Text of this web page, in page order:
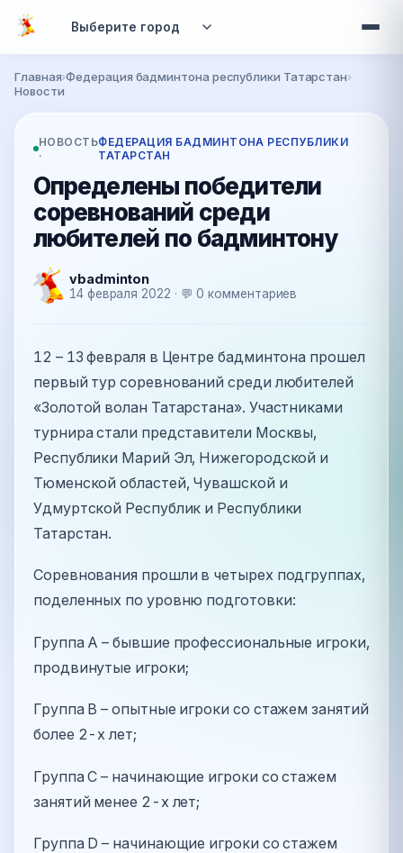
Перейти к основному содержанию
Вы здесь
Главная›Федерация бадминтона республики Татарстан›
Новости
НОВОСТЬ
·
ФЕДЕРАЦИЯ БАДМИНТОНА РЕСПУБЛИКИ
ТАТАРСТАН
Определены победители
соревнований среди
любителей по бадминтону
vbadminton
14 февраля 2022 · 💬 0 комментариев
12 – 13 февраля в Центре бадминтона прошел
первый тур соревнований среди любителей
«Золотой волан Татарстана». Участниками
турнира стали представители Москвы,
Республики Марий Эл, Нижегородской и
Тюменской областей, Чувашской и
Удмуртской Республик и Республики
Татарстан.
Соревнования прошли в четырех подгруппах,
поделенных по уровню подготовки:
Группа A – бывшие профессиональные игроки,
продвинутые игроки;
Группа B – опытные игроки со стажем занятий
более 2-х лет;
Группа C – начинающие игроки со стажем
занятий менее 2-х лет;
Группа D – начинающие игроки со стажем